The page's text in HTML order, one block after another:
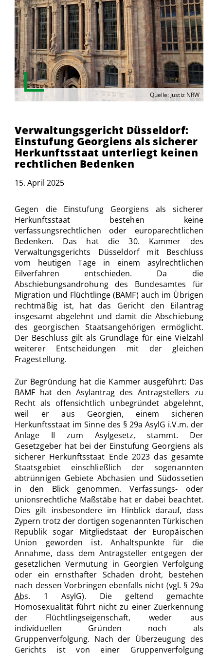
Quelle: Justiz NRW
Verwaltungsgericht Düsseldorf:
Einstufung Georgiens als sicherer
Herkunftsstaat unterliegt keinen
rechtlichen Bedenken
15. April 2025
Gegen die Einstufung Georgiens als sicherer
Herkunftsstaat bestehen keine
verfassungsrechtlichen oder europarechtlichen
Bedenken. Das hat die 30. Kammer des
Verwaltungsgerichts Düsseldorf mit Beschluss
vom heutigen Tage in einem asylrechtlichen
Eilverfahren entschieden. Da die
Abschiebungsandrohung des Bundesamtes für
Migration und Flüchtlinge (BAMF) auch im Übrigen
rechtmäßig ist, hat das Gericht den Eilantrag
insgesamt abgelehnt und damit die Abschiebung
des georgischen Staatsangehörigen ermöglicht.
Der Beschluss gilt als Grundlage für eine Vielzahl
weiterer Entscheidungen mit der gleichen
Fragestellung.
Zur Begründung hat die Kammer ausgeführt: Das
BAMF hat den Asylantrag des Antragstellers zu
Recht als offensichtlich unbegründet abgelehnt,
weil er aus Georgien, einem sicheren
Herkunftsstaat im Sinne des § 29a AsylG i.V.m. der
Anlage II zum Asylgesetz, stammt. Der
Gesetzgeber hat bei der Einstufung Georgiens als
sicherer Herkunftsstaat Ende 2023 das gesamte
Staatsgebiet einschließlich der sogenannten
abtrünnigen Gebiete Abchasien und Südossetien
in den Blick genommen. Verfassungs- oder
unionsrechtliche Maßstäbe hat er dabei beachtet.
Dies gilt insbesondere im Hinblick darauf, dass
Zypern trotz der dortigen sogenannten Türkischen
Republik sogar Mitgliedstaat der Europäischen
Union geworden ist. Anhaltspunkte für die
Annahme, dass dem Antragsteller entgegen der
gesetzlichen Vermutung in Georgien Verfolgung
oder ein ernsthafter Schaden droht, bestehen
nach dessen Vorbringen ebenfalls nicht (vgl. § 29a
Abs. 1 AsylG). Die geltend gemachte
Homosexualität führt nicht zu einer Zuerkennung
der Flüchtlingseigenschaft, weder aus
individuellen Gründen noch als
Gruppenverfolgung. Nach der Überzeugung des
Gerichts ist von einer Gruppenverfolgung